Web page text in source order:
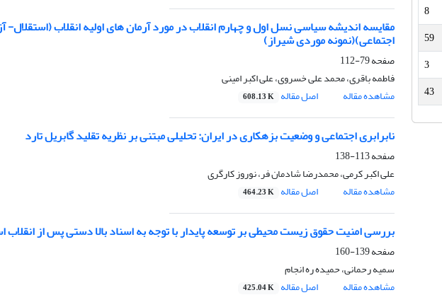
8
59
3
43
مقایسه اندیشه سیاسی نسل اول و چهارم انقلاب در مورد آرمان های اولیه انقلاب
اجتماعی)(نمونه موردی شیراز)
صفحه79-112
فاطمه باقری، محمد علی خسروی، علی اکبر امینی
مشاهده مقاله
اصل مقاله 608.13 K
نابرابری اجتماعی و وضعیت بزهکاری در ایران: تحلیلی مبتنی بر نظریه تقلید گابریل تارد
صفحه113-138
على اکبر کرمى، محمدرضا شادمان فر، نوروز کارگرى
مشاهده مقاله
اصل مقاله 464.23 K
بررسی امنیت حقوق زیست محیطی بر توسعه پایدار با توجه به اسناد بالا دستی پس از انقلاب
صفحه139-160
سمیه رحمانی، حمیده ره انجام
مشاهده مقاله
اصل مقاله 425.04 K